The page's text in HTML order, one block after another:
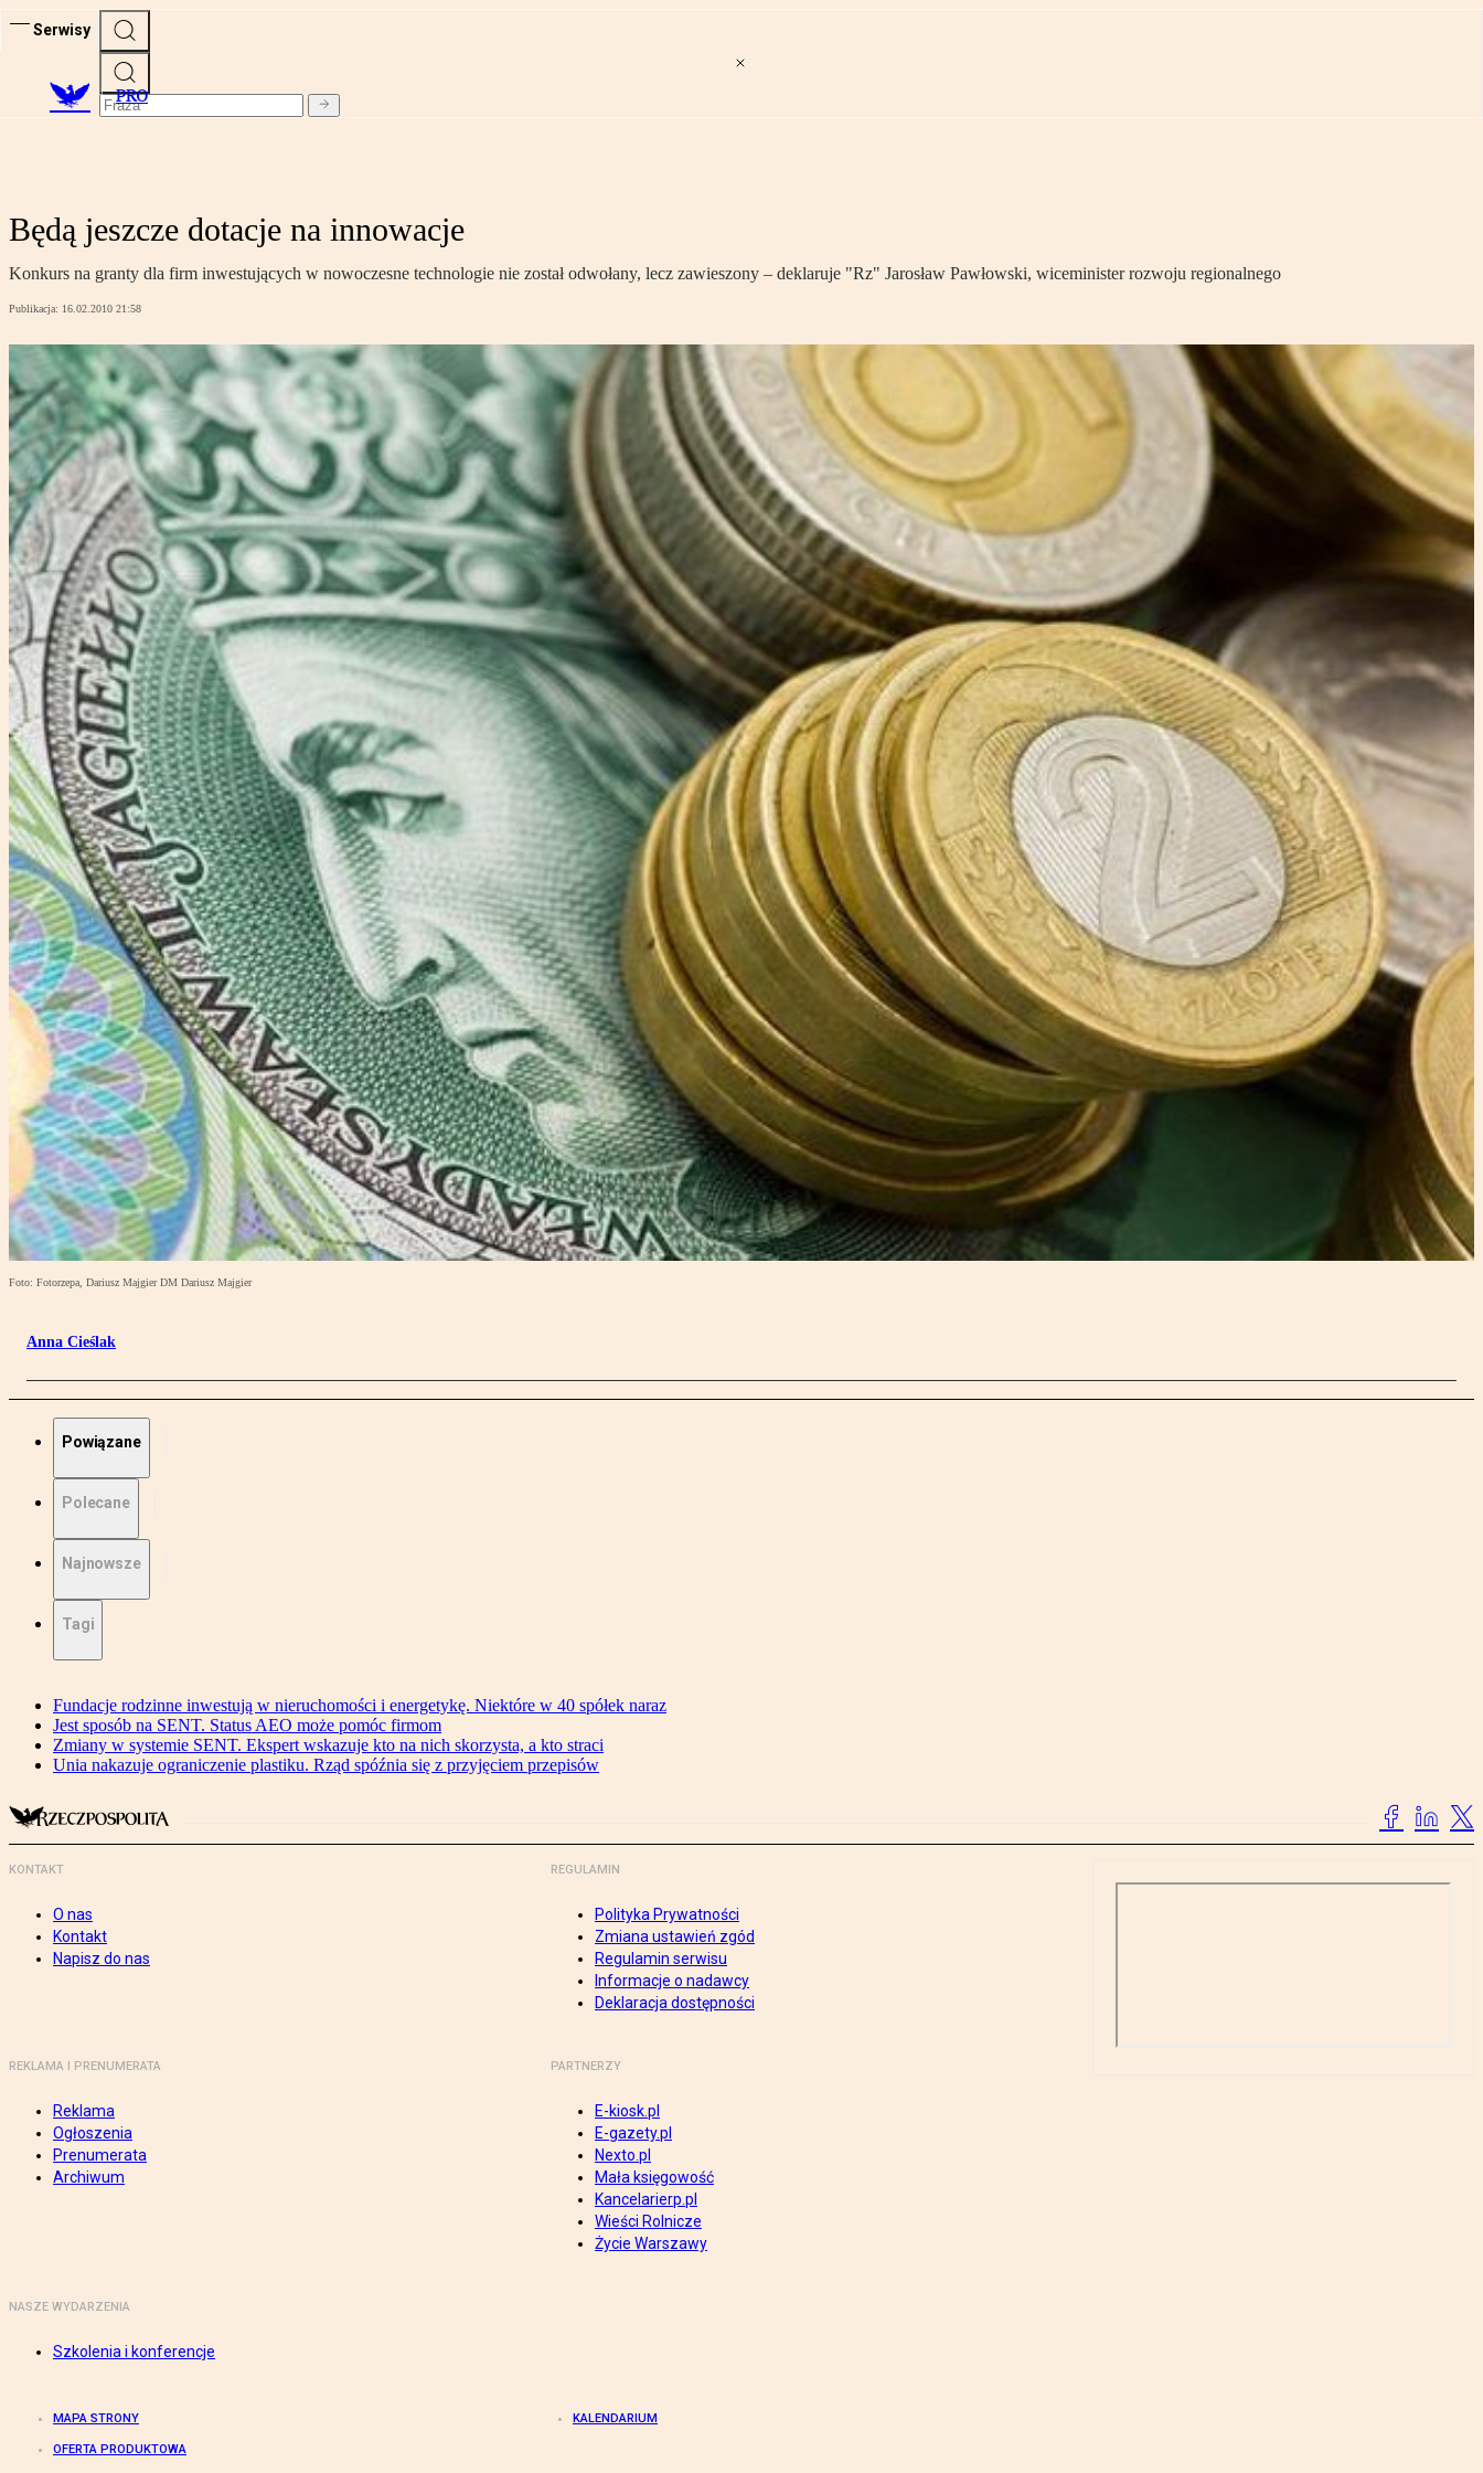
Serwisy
PRO
Będą jeszcze dotacje na innowacje
Konkurs na granty dla firm inwestujących w nowoczesne technologie nie został odwołany, lecz zawieszony – deklaruje "Rz" Jarosław Pawłowski, wiceminister rozwoju regionalnego
Publikacja: 16.02.2010 21:58
Foto: Fotorzepa, Dariusz Majgier DM Dariusz Majgier
Anna Cieślak
Powiązane
Polecane
Najnowsze
Tagi
Fundacje rodzinne inwestują w nieruchomości i energetykę. Niektóre w 40 spółek naraz
Jest sposób na SENT. Status AEO może pomóc firmom
Zmiany w systemie SENT. Ekspert wskazuje kto na nich skorzysta, a kto straci
Unia nakazuje ograniczenie plastiku. Rząd spóźnia się z przyjęciem przepisów
KONTAKT
O nas
Kontakt
Napisz do nas
REGULAMIN
Polityka Prywatności
Zmiana ustawień zgód
Regulamin serwisu
Informacje o nadawcy
Deklaracja dostępności
REKLAMA I PRENUMERATA
Reklama
Ogłoszenia
Prenumerata
Archiwum
PARTNERZY
E-kiosk.pl
E-gazety.pl
Nexto.pl
Mała księgowość
Kancelarierp.pl
Wieści Rolnicze
Życie Warszawy
NASZE WYDARZENIA
Szkolenia i konferencje
MAPA STRONY KALENDARIUM
OFERTA PRODUKTOWA